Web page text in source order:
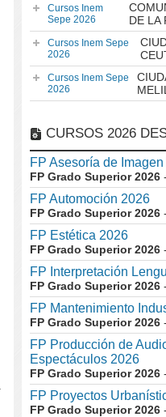
Cursos Inem
Sepe 2026
DE LA
Cursos Inem Sepe
2026
Cursos Inem Sepe
2026
CURSOS 2026
FP Asesoría de
FP Grado Superior 2026
FP Automoción 2026
FP Grado Superior 2026
FP Estética 2026
FP Grado Superior 2026
FP Interpretación
FP Grado Superior 2026
FP Mantenimiento
FP Grado Superior 2026
FP Producción de
Espectáculos 2026
FP Grado Superior 2026
FP Proyectos
FP Grado Superior 2026